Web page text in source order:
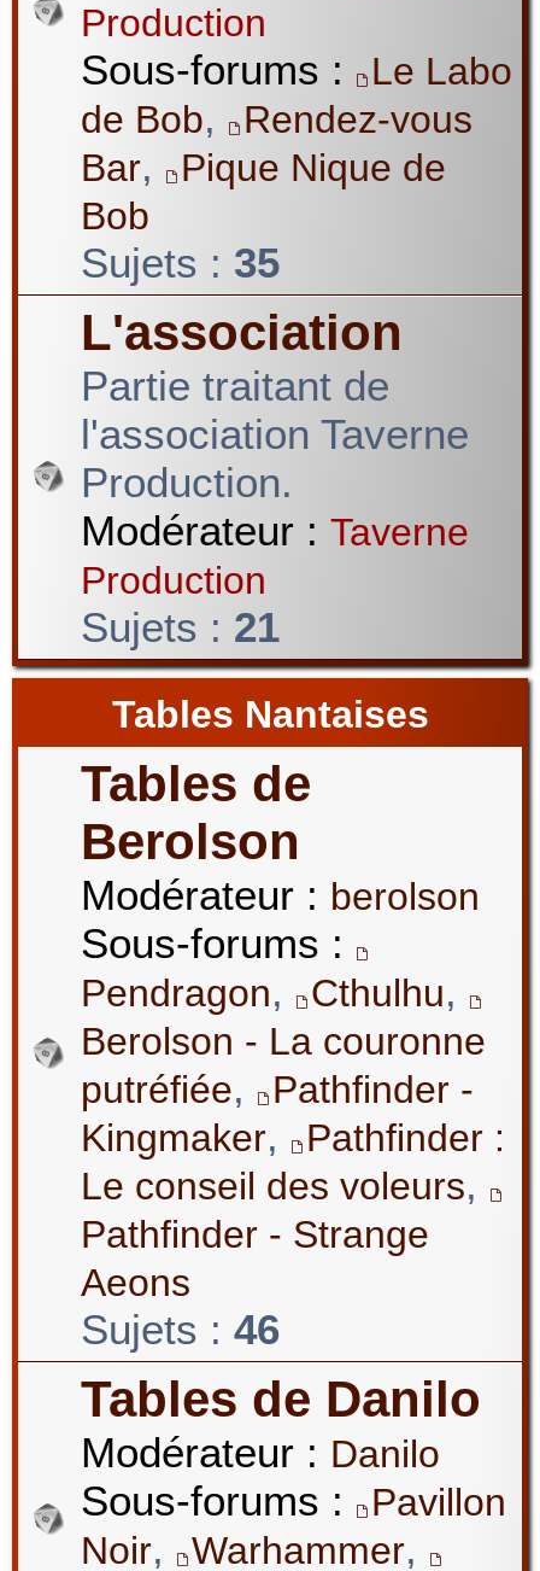
Production
Sous-forums :
Le Labo
de Bob,
Rendez-vous
Bar,
Pique Nique de
Bob
Sujets : 35
L'association
Partie traitant de
l'association Taverne
Production.
Modérateur : Taverne
Production
Sujets : 21
Tables Nantaises
Tables de
Berolson
Modérateur : berolson
Sous-forums :
Pendragon, Cthulhu,
Berolson - La couronne
putréfiée,
Pathfinder -
Kingmaker,
Pathfinder :
Le conseil des voleurs,
Pathfinder - Strange
Aeons
Sujets : 46
Tables de Danilo
Modérateur : Danilo
Sous-forums :
Pavillon
Noir, Warhammer,